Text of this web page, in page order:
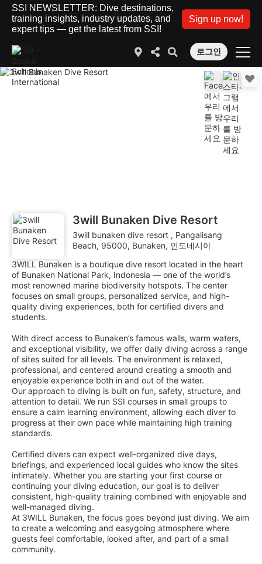
SSI NEWSLETTER: Dive destinations,
training insights, industry updates, and
expert tips — get the latest from SSI!
Sign up now!
로그인
3will Bunaken Dive Resort
3will bunaken dive resort , Pangalisang
Beach, 95000, Bunaken, 인도네시아
3WILL Bunaken is a boutique dive resort located in the heart
of Bunaken National Park, Indonesia — one of the world’s
most renowned marine biodiversity hotspots. The center
focuses on small groups, personalized service, and high-
quality diving experiences, both for certified divers and
students.
With direct access to Bunaken’s famous walls, warm waters,
and exceptional visibility, we offer daily diving across a range
of sites suited for all levels. The environment is relaxed,
professional, and centered around creating a smooth and
enjoyable experience both in and out of the water.
Our approach to diving is built on fun, safety, structure, and
attention to detail. We run SSI courses in small groups to
ensure a calm learning environment, allowing each diver to
progress at their own pace while maintaining high training
standards.
Certified divers can expect well-organized dive days,
briefings, and experienced local guides who know the sites
intimately. Whether you are starting your first course or
continuing your diving education, our goal is to deliver
consistent, high-quality training combined with enjoyable and
well-managed diving.
At 3WILL Bunaken, the focus goes beyond just diving. We aim
to create a welcoming and easygoing atmosphere where
guests feel comfortable, looked after, and part of a small
community.